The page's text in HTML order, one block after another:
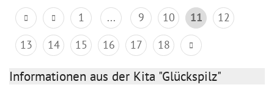
1 ... 9 10 11
12
13
14 15 16 17 18
Informationen aus der Kita "Glückspilz"